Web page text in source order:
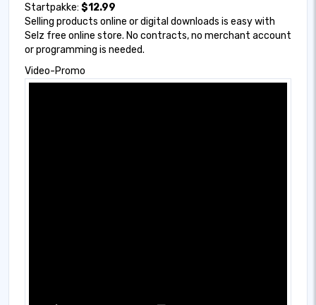
Startpakke: $12.99
Selling products online or digital downloads is easy with
Selz free online store. No contracts, no merchant account
or programming is needed.
Video-Promo